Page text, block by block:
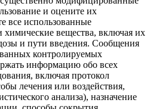
и оцените их
все использованные
химические вещества, включая их
и пути введения. Сообщения
контролируемых
информацию обо всех
включая протокол
лечения или воздействия,
анализа), назначение